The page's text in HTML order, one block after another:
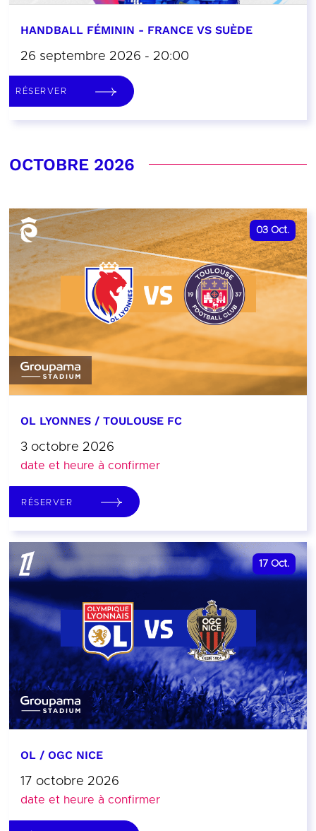
HANDBALL FÉMININ - FRANCE VS SUÈDE
26 septembre 2026 - 20:00
RÉSERVER
OCTOBRE 2026
03 Oct.
OL LYONNES / TOULOUSE FC
3 octobre 2026
date et heure à confirmer
RÉSERVER
17 Oct.
OL / OGC NICE
17 octobre 2026
date et heure à confirmer